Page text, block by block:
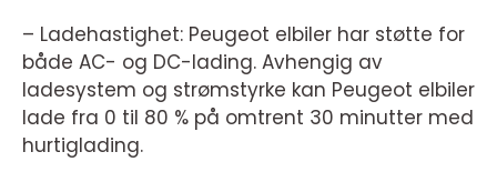
– Ladehastighet: Peugeot elbiler har støtte for
både AC- og DC-lading. Avhengig av
ladesystem og strømstyrke kan Peugeot elbiler
lade fra 0 til 80 % på omtrent 30 minutter med
hurtiglading.